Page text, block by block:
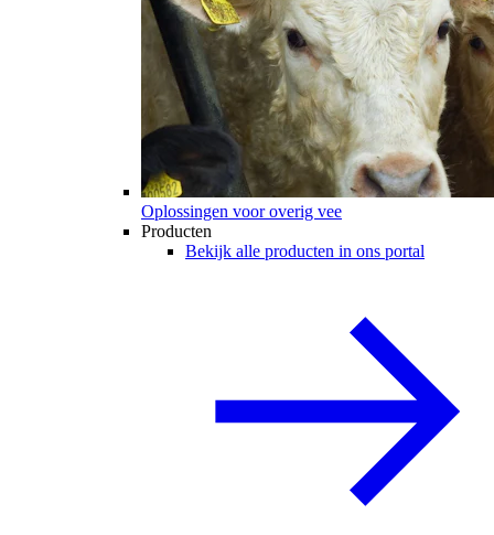
Oplossingen voor overig vee
Producten
Bekijk alle producten in ons portal